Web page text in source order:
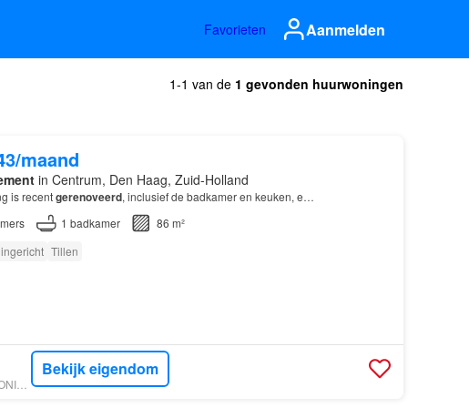
Favorieten Aanmelden
1-1 van de 1 gevonden huurwoningen
maand
in Centrum, Den Haag, Zuid-Holland
is recentgerenoveerd, inclusief de badkamer en keuken, e…
1 badkamer
86 m²
Tillen
HUURWONINGEN
Bekijk eigendom